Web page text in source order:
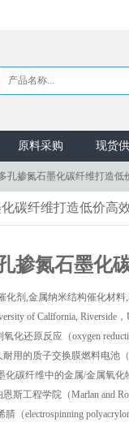
原料采购 现货
孔掺氮石墨化碳纤维打造低
碳纤维打造低价高
掺氮石墨化
of California, Riverside
氧化还原反应（oxygen
用的质子交换膜燃料电池（
化碳纤维中的金属/金属氧化
工程学院（Marlan and
（electrospinning